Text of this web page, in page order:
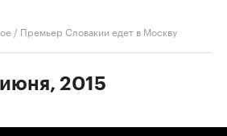
/ Премьер Словакии едет в Москву
2015